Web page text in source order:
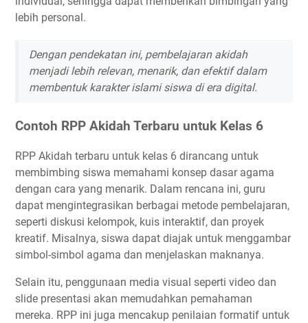
lebih personal.
Dengan pendekatan ini, pembelajaran akidah
menjadi lebih relevan, menarik, dan efektif dalam
membentuk karakter islami siswa di era digital.
Contoh RPP Akidah Terbaru untuk Kelas 6
RPP Akidah terbaru untuk kelas 6 dirancang untuk
membimbing siswa memahami konsep dasar agama
dengan cara yang menarik. Dalam rencana ini, guru
dapat mengintegrasikan berbagai metode pembelajaran,
seperti diskusi kelompok, kuis interaktif, dan proyek
kreatif. Misalnya, siswa dapat diajak untuk menggambar
simbol-simbol agama dan menjelaskan maknanya.
Selain itu, penggunaan media visual seperti video dan
slide presentasi akan memudahkan pemahaman
mereka. RPP ini juga mencakup penilaian formatif untuk